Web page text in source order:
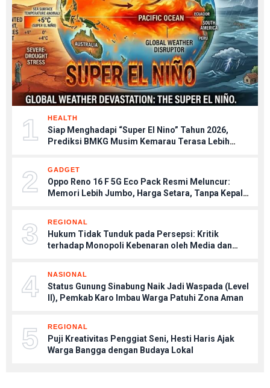
1 HEALTH
Siap Menghadapi “Super El Nino” Tahun 2026,
Prediksi BMKG Musim Kemarau Terasa Lebih
2 GADGET
Oppo Reno 16 F 5G Eco Pack Resmi Meluncur:
Memori Lebih Jumbo, Harga Setara, Tanpa Kepala
3 REGIONAL
Hukum Tidak Tunduk pada Persepsi: Kritik
terhadap Monopoli Kebenaran oleh Media dan
4 NASIONAL
Status Gunung Sinabung Naik Jadi Waspada (Level
II), Pemkab Karo Imbau Warga Patuhi Zona Aman
5 REGIONAL
Puji Kreativitas Penggiat Seni, Hesti Haris Ajak
Warga Bangga dengan Budaya Lokal